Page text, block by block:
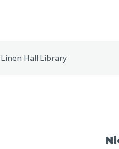
Linen Hall Library